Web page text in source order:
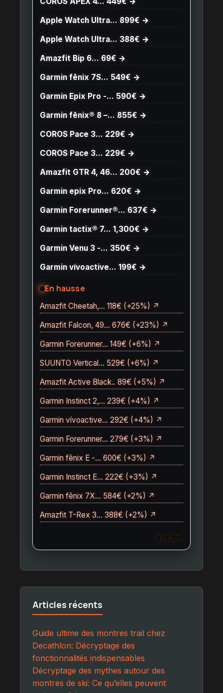
Apple Watch Ultra… 899€ →
Apple Watch Ultra… 388€ →
Amazfit Bip 6… 69€ →
Garmin fēnix 7S… 549€ →
Garmin Epix Pro -… 590€ →
Garmin fēnix® 8 –… 855€ →
COROS Pace 3… 229€ →
COROS Pace 3… 229€ →
Amazfit GTR 4, 46… 200€ →
Garmin epix Pro… 620€ →
Garmin Forerunner®… 637€ →
Garmin tactix® 7… 1,300€ →
Garmin Venu 3 -… 350€ →
Garmin vívoactive… 199€ →
En hausse
Amazfit Cheetah,… 118€ (+25%) ↗
Amazfit Falcon, 49… 676€ (+23%) ↗
Garmin Forerunner… 149€ (+6%) ↗
SUUNTO Vertical… 529€ (+6%) ↗
Amazfit Active Black.. 89€ (+5%) ↗
Garmin Instinct 2,… 239€ (+4%) ↗
Garmin vívoactive… 292€ (+4%) ↗
Garmin Forerunner… 279€ (+3%) ↗
Garmin fēnix E -… 600€ (+3%) ↗
Garmin Instinct E… 222€ (+3%) ↗
Garmin fēnix 7X… 584€ (+2%) ↗
Amazfit T-Rex 3… 388€ (+2%) ↗
Voir tout
Articles récents
Guide ultime des montres trail chez
Decathlon: Décryptage des
fonctionnalités indispensables
Décryptage des mythes autour des
montres de ski: Ce qu’elles peuvent